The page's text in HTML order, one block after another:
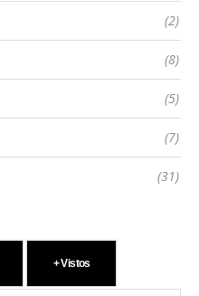
(2)
(8)
(5)
(7)
(31)
+ Vistos